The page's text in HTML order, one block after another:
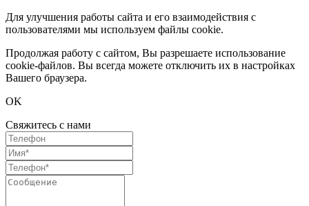
Для улучшения работы сайта и его взаимодействия с
пользователями мы используем файлы cookie.
Продолжая работу с сайтом, Вы разрешаете использование
cookie-файлов. Вы всегда можете отключить их в настройках
Вашего браузера.
OK
Свяжитесь с нами